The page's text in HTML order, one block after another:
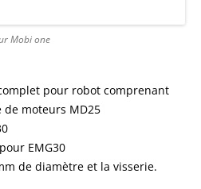
Mobi one
pour robot comprenant
de moteurs MD25
EMG30
de diamètre et la visserie.